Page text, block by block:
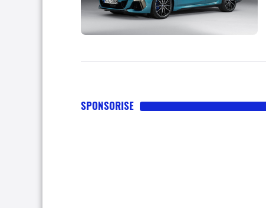
SPONSORISE